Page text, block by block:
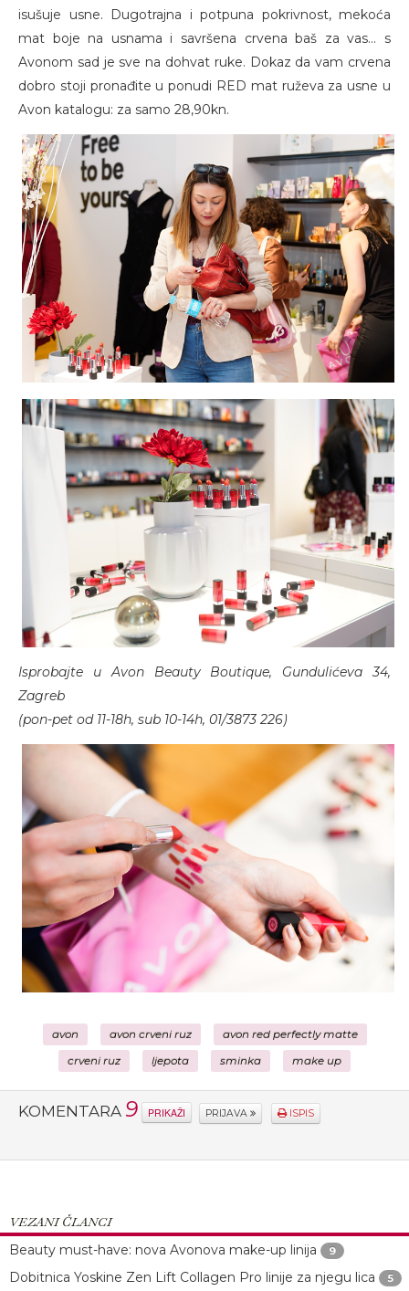
isušuje usne. Dugotrajna i potpuna pokrivnost, mekoća
mat boje na usnama i savršena crvena baš za vas… s
Avonom sad je sve na dohvat ruke. Dokaz da vam crvena
dobro stoji pronađite u ponudi RED mat ruževa za usne u
Avon katalogu: za samo 28,90kn.
Isprobajte u Avon Beauty Boutique, Gundulićeva 34,
Zagreb
(pon-pet od 11-18h, sub 10-14h, 01/3873 226)
avon avon crveni ruz avon red perfectly matte
crveni ruz ljepota sminka make up
KOMENTARA 9 PRIKAŽI PRIJAVA ISPIS
VEZANI ČLANCI
Beauty must-have: nova Avonova make-up linija
9
Dobitnica Yoskine Zen Lift Collagen Pro linije za njegu lica 5